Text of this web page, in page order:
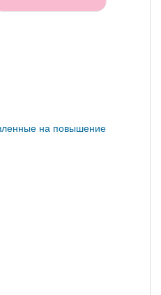
на повышение